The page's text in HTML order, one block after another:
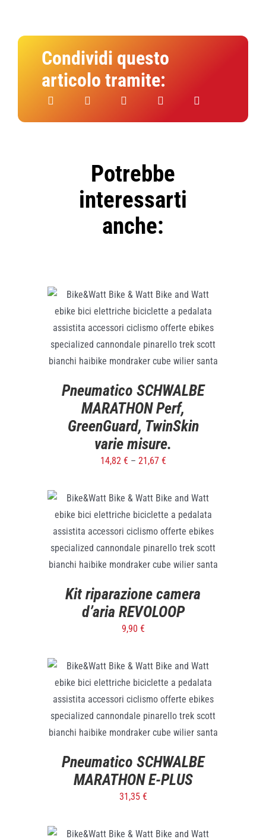
Condividi questo
articolo tramite:
Potrebbe
interessarti
anche:
SELECT OPTIONS / DETTAGLI
Pneumatico SCHWALBE
MARATHON Perf,
GreenGuard, TwinSkin
varie misure.
14,82 € – 21,67 €
ADD TO CART / DETTAGLI
Kit riparazione camera
d’aria REVOLOOP
9,90 €
SELECT OPTIONS / DETTAGLI
Pneumatico SCHWALBE
MARATHON E-PLUS
31,35 €